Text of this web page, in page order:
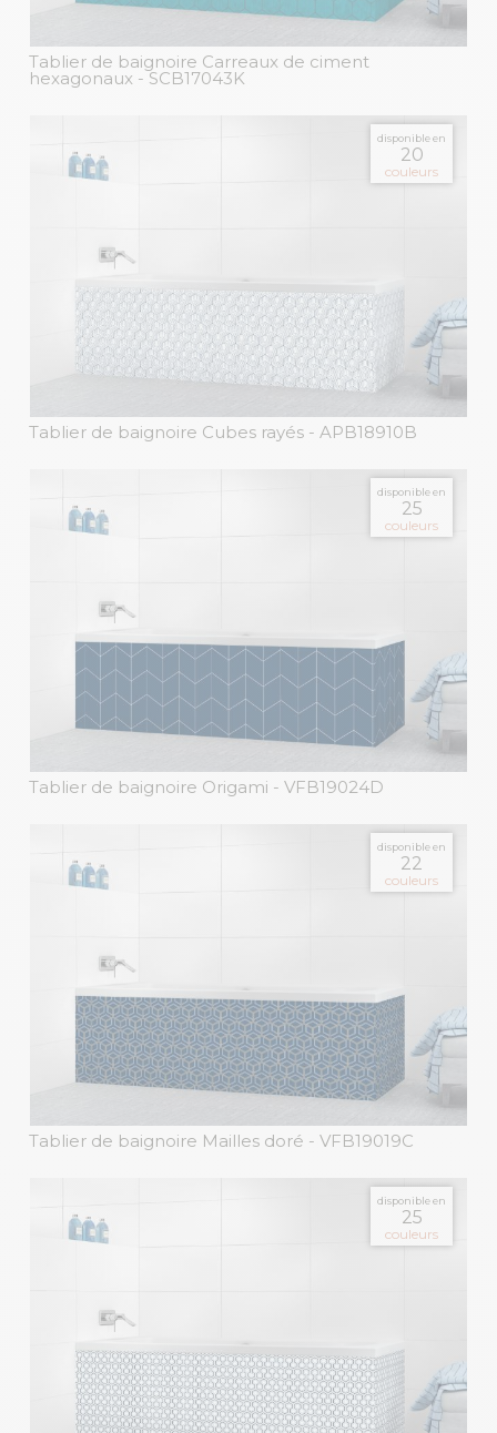
Tablier de baignoire Carreaux de ciment
hexagonaux - SCB17043K
disponible en
20
couleurs
Tablier de baignoire Cubes rayés - APB18910B
disponible en
25
couleurs
Tablier de baignoire Origami - VFB19024D
disponible en
22
couleurs
Tablier de baignoire Mailles doré - VFB19019C
disponible en
25
couleurs